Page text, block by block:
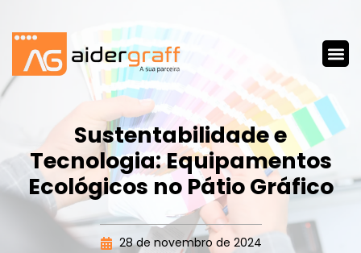
Sustentabilidade e
Tecnologia: Equipamentos
Ecológicos no Pátio Gráfico
28 de novembro de 2024